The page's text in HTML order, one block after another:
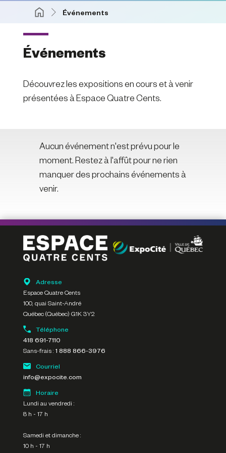
Événements
Événements
Découvrez les expositions en cours et à venir
présentées à Espace Quatre Cents.
Aucun événement n'est prévu pour le
moment. Restez à l'affût pour ne rien
manquer des prochains événements à
venir.
Adresse
Espace Quatre Cents
100, quai Saint-André
Québec (Québec) G1K 3Y2
Téléphone
418 691-7110
Sans-frais : 1 888 866-3976
Courriel
info@expocite.com
Horaire
Lundi au vendredi :
8 h - 17 h
Samedi et dimanche :
10 h - 17 h